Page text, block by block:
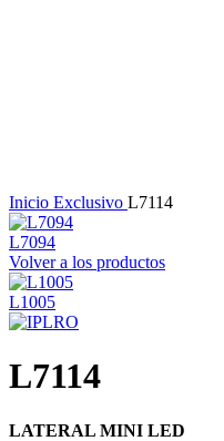
Inicio Exclusivo L7114
L7094
Volver a los productos
L1005
L7114
LATERAL MINI LED